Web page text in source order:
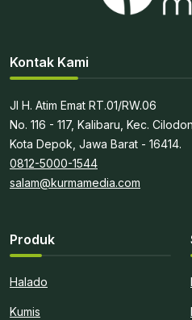
Kontak Kami
Jl H. Atim Emat RT.01/RW.06
No. 116 - 117, Kalibaru, Kec.
Kota Depok, Jawa Barat - 16414.
0812-5000-1544
salam@kurmamedia.com
Produk
Halado
Kumis